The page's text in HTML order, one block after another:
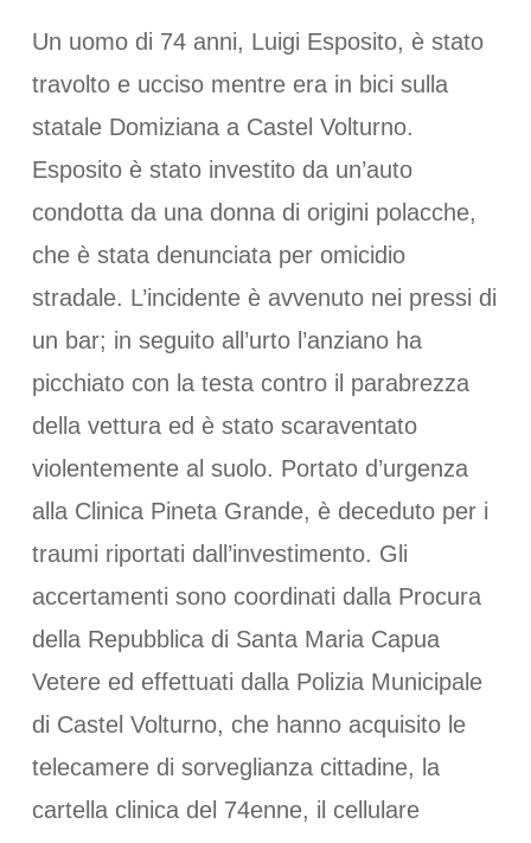
Un uomo di 74 anni, Luigi Esposito, è stato
travolto e ucciso mentre era in bici sulla
statale Domiziana a Castel Volturno.
Esposito è stato investito da un’auto
condotta da una donna di origini polacche,
che è stata denunciata per omicidio
stradale. L’incidente è avvenuto nei pressi di
un bar; in seguito all’urto l’anziano ha
picchiato con la testa contro il parabrezza
della vettura ed è stato scaraventato
violentemente al suolo. Portato d’urgenza
alla Clinica Pineta Grande, è deceduto per i
traumi riportati dall’investimento. Gli
accertamenti sono coordinati dalla Procura
della Repubblica di Santa Maria Capua
Vetere ed effettuati dalla Polizia Municipale
di Castel Volturno, che hanno acquisito le
telecamere di sorveglianza cittadine, la
cartella clinica del 74enne, il cellulare